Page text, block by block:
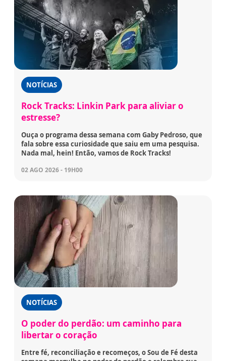
NOTÍCIAS
Rock Tracks: Linkin Park para aliviar o
estresse?
Ouça o programa dessa semana com Gaby Pedroso, que
fala sobre essa curiosidade que saiu em uma pesquisa.
Nada mal, hein! Então, vamos de Rock Tracks!
02 AGO 2026 - 19H00
NOTÍCIAS
O poder do perdão: um caminho para
libertar o coração
Entre fé, reconciliação e recomeços, o Sou de Fé desta